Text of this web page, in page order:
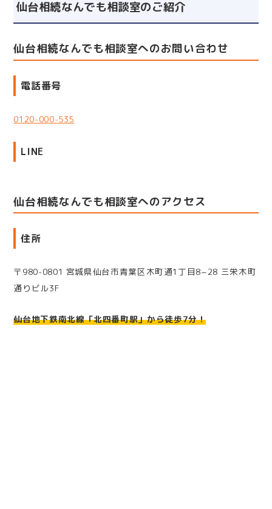
仙台相続なんでも相談室のご紹介
仙台相続なんでも相談室へのお問い合わせ
電話番号
0120-000-535
LINE
仙台相続なんでも相談室へのアクセス
住所
〒980-0801 宮城県仙台市青葉区木町通1丁目8−28 三栄木町
通りビル3F
仙台地下鉄南北線「北四番町駅」から徒歩7分！